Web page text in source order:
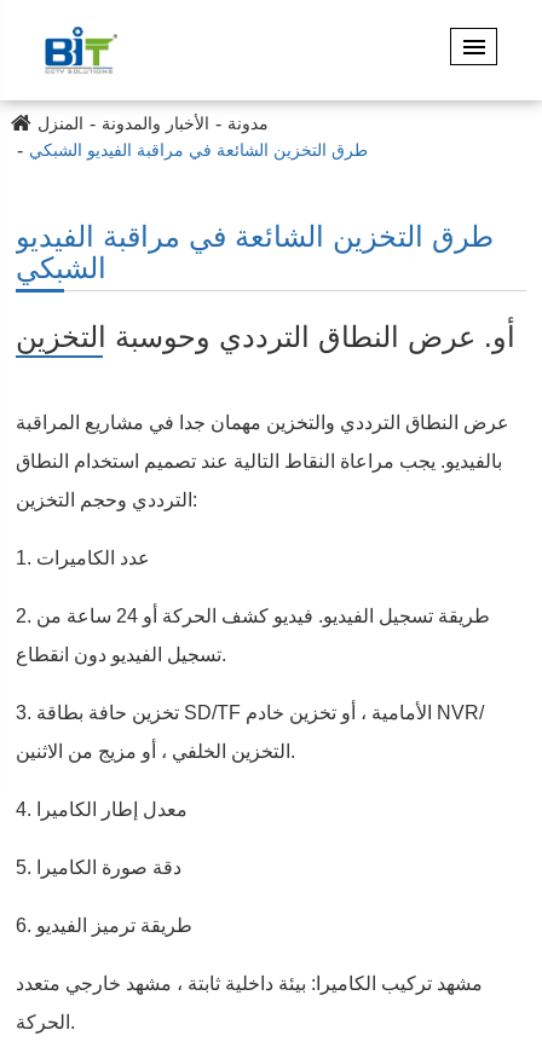
المنزل الأخبار والمدونة
مدونة
طرق التخزين الشائعة في مراقبة الفيديو الشبكي
طرق التخزين الشائعة في مراقبة الفيديو
الشبكي
أو. عرض النطاق الترددي وحوسبة التخزين
عرض النطاق الترددي والتخزين مهمان جدا في مشاريع المراقبة
بالفيديو. يجب مراعاة النقاط التالية عند تصميم استخدام النطاق
الترددي وحجم التخزين:
1. عدد الكاميرات
2. طريقة تسجيل الفيديو. فيديو كشف الحركة أو 24 ساعة من
تسجيل الفيديو دون انقطاع.
3. تخزين حافة بطاقة SD/TF الأمامية ، أو تخزين خادم NVR/
التخزين الخلفي ، أو مزيج من الاثنين.
4. معدل إطار الكاميرا
5. دقة صورة الكاميرا
6. طريقة ترميز الفيديو
مشهد تركيب الكاميرا: بيئة داخلية ثابتة ، مشهد خارجي متعدد
الحركة.